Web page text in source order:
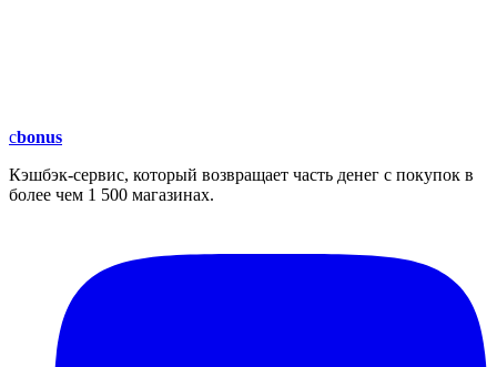
cbonus
Кэшбэк-сервис, который возвращает часть денег с покупок в
более чем 1 500 магазинах.